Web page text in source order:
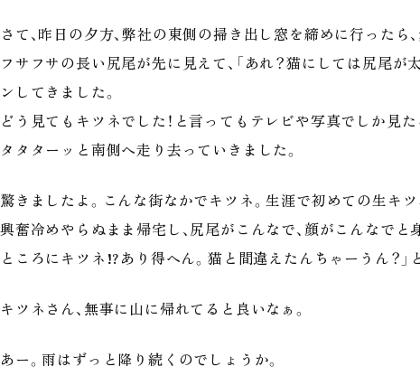
さて、昨日の夕方、弊社の東側の掃き出し窓を締めに行ったら
フサフサの長い尻尾が先に見えて、「あれ？猫にしては尻尾
ンしてきました。
どう見てもキツネでした！と言ってもテレビや写真でしか見
タタターッと南側へ走り去っていきました。
驚きましたよ。こんな街なかでキツネ。生涯で初めての生キツ
興奮冷めやらぬまま帰宅し、尻尾がこんなで、顔がこんなでと
ところにキツネ!?あり得へん。猫と間違えたんちゃーうん？
キツネさん、無事に山に帰れてると良いなぁ。
あー。雨はずっと降り続くのでしょうか。